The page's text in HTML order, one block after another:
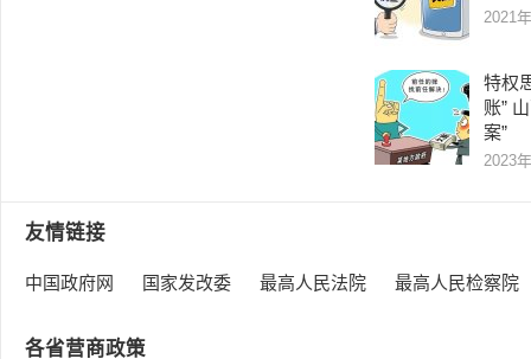
2021
特权
账”
案”
2023
友情链接
中国政府网 国家发改委 最高人民法院 最高人民检察院
各省营商政策